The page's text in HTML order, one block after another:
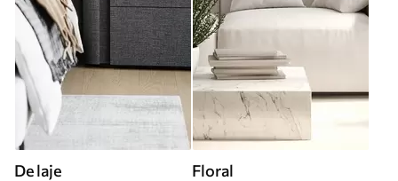
De laje Floral